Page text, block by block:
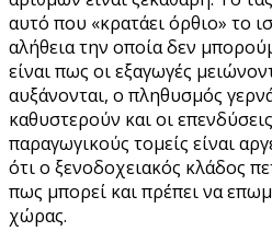
αυτό που «κρατάει όρθιο» το
αλήθεια την οποία δεν
είναι πως οι εξαγωγές
αυξάνονται, ο πληθυσμός
καθυστερούν και οι
παραγωγικούς τομείς είναι
ότι ο ξενοδοχειακός κλάδος
πως μπορεί και πρέπει να
χώρας.